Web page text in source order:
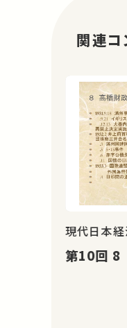
関連コ
現代日本
第